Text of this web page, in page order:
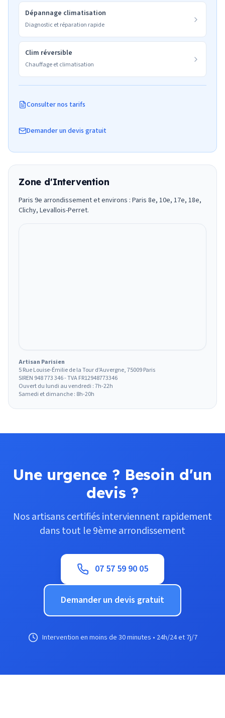
Dépannage climatisation
Diagnostic et réparation rapide
Clim réversible
Chauffage et climatisation
Consulter nos tarifs
Demander un devis gratuit
Zone d'Intervention
Paris 9e arrondissement et environs : Paris 8e, 10e, 17e, 18e,
Clichy, Levallois-Perret.
Artisan Parisien
5 Rue Louise-Émilie de la Tour d'Auvergne, 75009 Paris
SIREN 948 773 346 - TVA FR12948773346
Ouvert du lundi au vendredi : 7h-22h
Samedi et dimanche : 8h-20h
Une urgence ? Besoin d'un
devis ?
Nos artisans certifiés interviennent rapidement
dans tout le 9ème arrondissement
07 57 59 90 05
Demander un devis gratuit
Intervention en moins de 30 minutes • 24h/24 et 7j/7